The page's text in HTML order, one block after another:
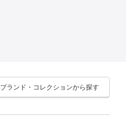
ブランド・コレクションから探す